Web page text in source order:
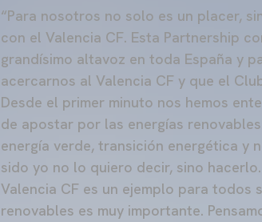
“Para nosotros no solo es un placer,
con el Valencia CF. Esta Partnership
grandísimo altavoz en toda España y
acercarnos al Valencia CF y que el
Desde el primer minuto nos hemos
de apostar por las energías
energía verde, transición energética y
sido yo no lo quiero decir, sino
Valencia CF es un ejemplo para todos
renovables es muy importante.